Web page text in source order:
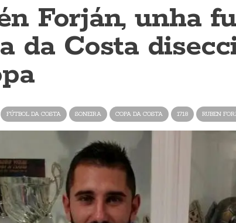
Forján, unha
da Costa
FÚTBOL DA COSTA SONEIRA COPA DA COSTA 1718 RUBEN